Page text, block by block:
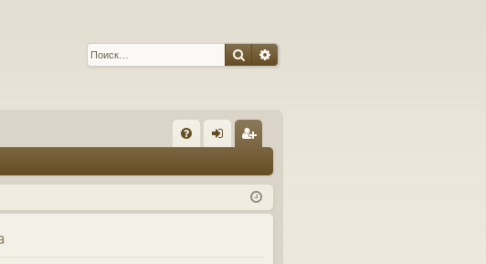
ПоискРасширенный поиск
Q д ис
тр